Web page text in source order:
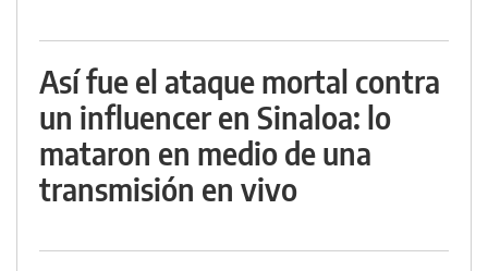
Así fue el ataque mortal contra
un influencer en Sinaloa: lo
mataron en medio de una
transmisión en vivo